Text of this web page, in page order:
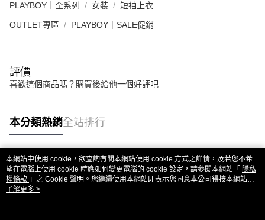
PLAYBOY｜全系列 女裝 短袖上衣
OUTLET專區 PLAYBOY｜SALE促銷
評價
喜歡這個商品嗎？購買後給他一個好評吧
本分類熱銷全站排行
熱門標籤
本網站中使用 cookie，欲查詢有關本網站使用 cookie 方式之詳情，及若您不希
望在電腦上使用 cookie 時應如何變更電腦的 cookie 設定，請參閱本網站「 隱私
權條款 」之 Cookie 聲明。您繼續使用本網站即表示您同意本公司得按本網站使
用條款之 Cookie 聲明使用 cookie。
了解更多 >